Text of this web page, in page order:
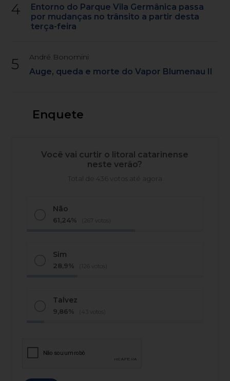
4
Entorno do Parque Vila Germânica passa
por mudanças no trânsito a partir desta
terça-feira
5 André Bonomini
Auge, queda e morte do Vapor Blumenau II
Enquete
Você vai curtir o litoral catarinense
neste verão?
Total de 436 votos até agora
Não
61,24% (267 votos)
Sim
28,9% (126 votos)
Talvez
9,86% (43 votos)